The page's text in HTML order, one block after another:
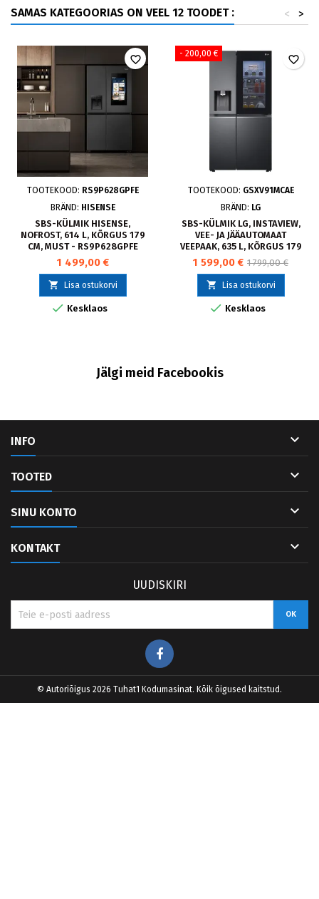
SAMAS KATEGOORIAS ON VEEL 12 TOODET : >
<
TOOTEKOOD: RS9P628GPFE
BRÄND: HISENSE
SBS-KÜLMIK HISENSE,
NOFROST, 614 L, KÕRGUS 179
CM, MUST - RS9P628GPFE
1 499,00 €
 Lisa ostukorvi
 Kesklaos
favorite_border - 200,00 €
TOOTEKOOD: GSXV91MCAE
BRÄND: LG
SBS-KÜLMIK LG, INSTAVIEW,
VEE- JA JÄÄAUTOMAAT
VEEPAAK, 635 L, KÕRGUS 179
CM, MUST
1 599,00 € 1 799,00 €
 Lisa ostukorvi
 Kesklaos
favorite_border
Jälgi meid Facebookis
INFO 
TOOTED 
SINU KONTO 
KONTAKT 
UUDISKIRI
Facebook
© Autoriõigus 2026 Tuhat1 Kodumasinat. Kõik õigused kaitstud.